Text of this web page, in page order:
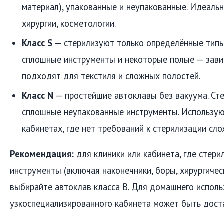
материал), упакованные и неупакованные.
хирургии, косметологии.
Класс S — стерилизуют только определённые
сплошные инструменты и некоторые полые —
подходят для текстиля и сложных полостей.
Класс N — простейшие автоклавы без вакуума.
сплошные неупакованные инструменты.
кабинетах, где нет требований к стерилизации
Рекомендация: для клиники или кабинета, где
инструменты (включая наконечники, боры,
выбирайте автоклав класса B. Для домашнего
узкоспециализированного кабинета может быть